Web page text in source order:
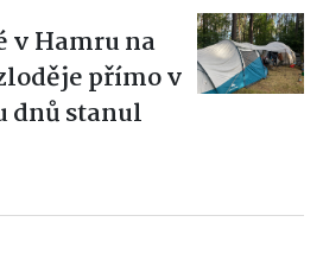
v Hamru na
přímo v
dnů stanul